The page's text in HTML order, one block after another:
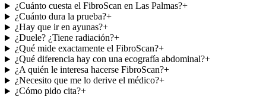
¿Cuánto cuesta el FibroScan en Las Palmas?+
¿Cuánto dura la prueba?+
¿Hay que ir en ayunas?+
¿Duele? ¿Tiene radiación?+
¿Qué mide exactamente el FibroScan?+
¿Qué diferencia hay con una ecografía abdominal?+
¿A quién le interesa hacerse FibroScan?+
¿Necesito que me lo derive el médico?+
¿Cómo pido cita?+